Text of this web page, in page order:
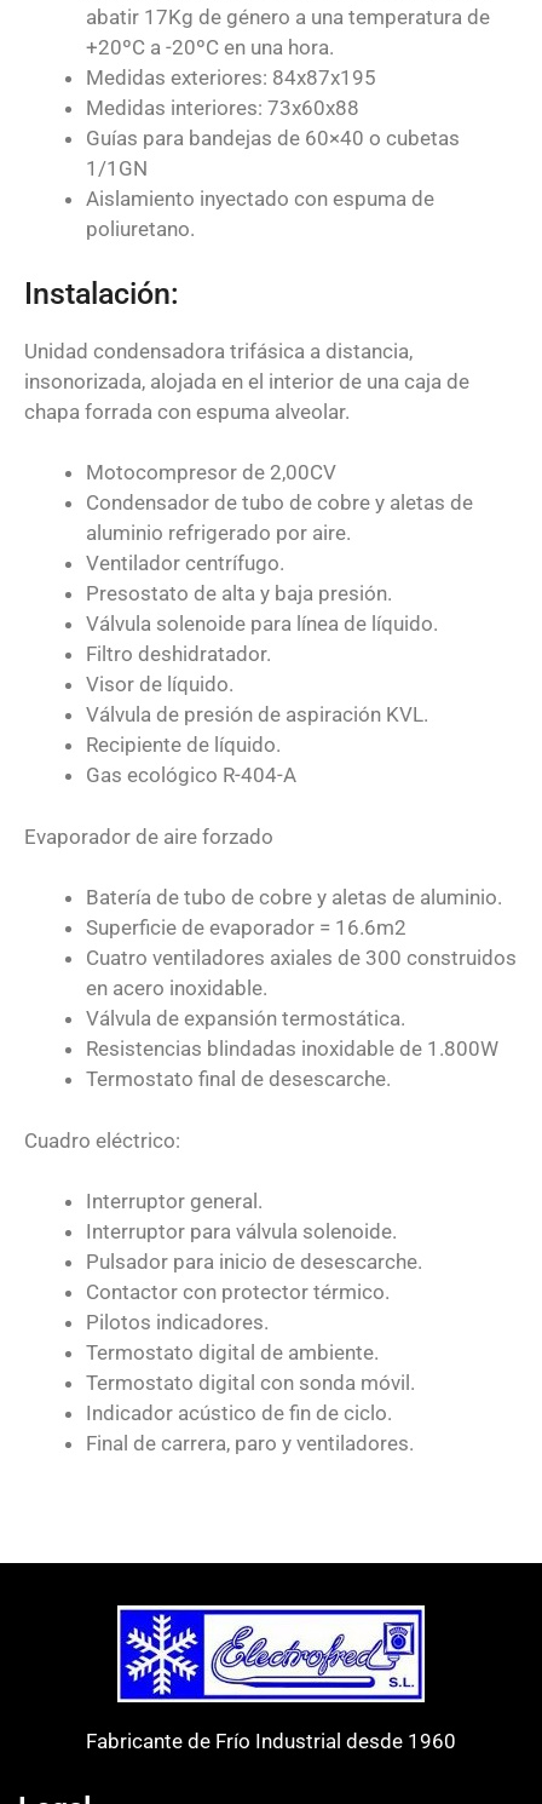
abatir 17Kg de género a una temperatura de
+20ºC a -20ºC en una hora.
Medidas exteriores: 84x87x195
Medidas interiores: 73x60x88
Guías para bandejas de 60×40 o cubetas
1/1GN
Aislamiento inyectado con espuma de
poliuretano.
Instalación:
Unidad condensadora trifásica a distancia,
insonorizada, alojada en el interior de una caja de
chapa forrada con espuma alveolar.
Motocompresor de 2,00CV
Condensador de tubo de cobre y aletas de
aluminio refrigerado por aire.
Ventilador centrífugo.
Presostato de alta y baja presión.
Válvula solenoide para línea de líquido.
Filtro deshidratador.
Visor de líquido.
Válvula de presión de aspiración KVL.
Recipiente de líquido.
Gas ecológico R-404-A
Evaporador de aire forzado
Batería de tubo de cobre y aletas de aluminio.
Superficie de evaporador = 16.6m2
Cuatro ventiladores axiales de 300 construidos
en acero inoxidable.
Válvula de expansión termostática.
Resistencias blindadas inoxidable de 1.800W
Termostato final de desescarche.
Cuadro eléctrico:
Interruptor general.
Interruptor para válvula solenoide.
Pulsador para inicio de desescarche.
Contactor con protector térmico.
Pilotos indicadores.
Termostato digital de ambiente.
Termostato digital con sonda móvil.
Indicador acústico de fin de ciclo.
Final de carrera, paro y ventiladores.
Fabricante de Frío Industrial desde 1960